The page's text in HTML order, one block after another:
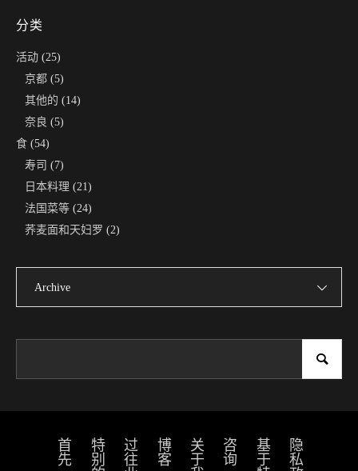
分类
活动 (25)
京都(5)
其他的 (14)
奈良 (5)
食 (54)
寿司 (7)
日本料理 (21)
法国菜等(24)
荞麦面和天妇罗 (2)
Archive
咨询
博客
首先